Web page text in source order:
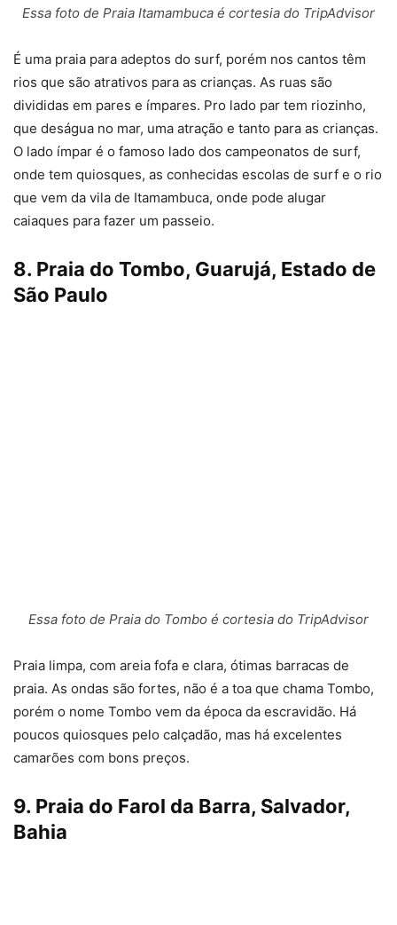
Essa foto de Praia Itamambuca é cortesia do TripAdvisor
É uma praia para adeptos do surf, porém nos cantos têm
rios que são atrativos para as crianças. As ruas são
divididas em pares e ímpares. Pro lado par tem riozinho,
que deságua no mar, uma atração e tanto para as crianças.
O lado ímpar é o famoso lado dos campeonatos de surf,
onde tem quiosques, as conhecidas escolas de surf e o rio
que vem da vila de Itamambuca, onde pode alugar
caiaques para fazer um passeio.
8. Praia do Tombo, Guarujá, Estado de
São Paulo
Essa foto de Praia do Tombo é cortesia do TripAdvisor
Praia limpa, com areia fofa e clara, ótimas barracas de
praia. As ondas são fortes, não é a toa que chama Tombo,
porém o nome Tombo vem da época da escravidão. Há
poucos quiosques pelo calçadão, mas há excelentes
camarões com bons preços.
9. Praia do Farol da Barra, Salvador,
Bahia